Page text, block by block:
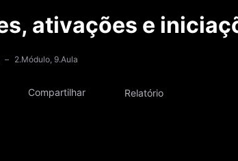
2.Módulo, 9.Aula
Compartilhar Relatório